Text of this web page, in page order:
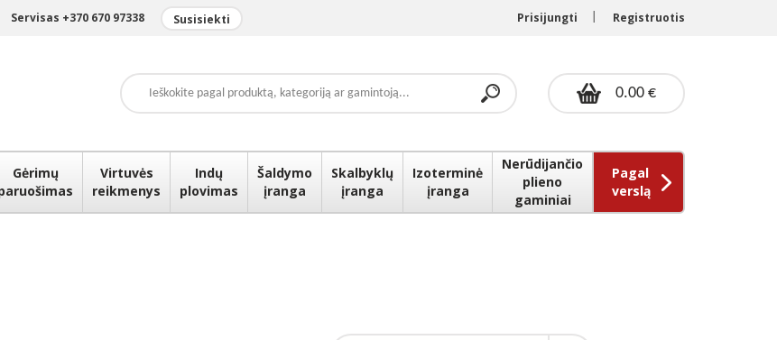
Servisas +370 670 97338 Susisiekti Prisijungti Registruotis
0.00 €
Gėrimų
Virtuvės
reikmenys
Indų
plovimas
Šaldymo
įranga
Skalbyklų
įranga
Izoterminė
įranga
Nerūdijančio
plieno
gaminiai
Pagal
verslą